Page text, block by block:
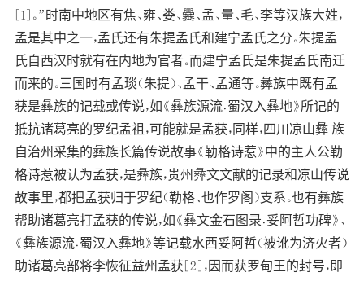
[1]。”时南中地区有焦、雍、娄、爨、孟、量、毛、李等汉族大姓，
孟是其中之一，孟氏还有朱提孟氏和建宁孟氏之分。朱提孟
氏自西汉时就有在内地为官者。而建宁孟氏是朱提孟氏南迁
而来的。三国时有孟琰（朱提）、孟干、孟通等。彝族中既有孟
获是彝族的记载或传说，如《彝族源流﹒蜀汉入彝地》所记的
抵抗诸葛亮的罗纪孟祖，可能就是孟获，同样，四川凉山彝 族
自治州采集的彝族长篇传说故事《勒格诗惹》中的主人公勒
格诗惹被认为孟获，是彝族，贵州彝文文献的记录和凉山传说
故事里，都把孟获归于罗纪（勒格、也作罗阁）支系。也有彝族
帮助诸葛亮打孟获的传说，如《彝文金石图录﹒妥阿哲功碑》、
《彝族源流﹒蜀汉入彝地》等记载水西妥阿哲（被讹为济火者）
助诸葛亮部将李恢征益州孟获[2]，因而获罗甸王的封号，即